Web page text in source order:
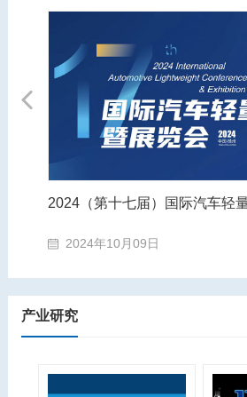
Previous
2024（第十七届）国际汽车轻
2024年10月09日
产业研究